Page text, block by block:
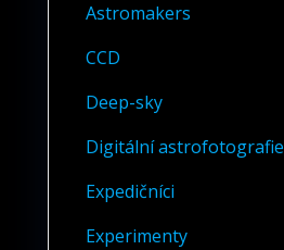
Astromakers
CCD
Deep-sky
Digitální astrofotografie
Expedičníci
Experimenty